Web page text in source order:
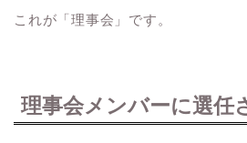
これが「理事会」です。
理事会メンバーに選任